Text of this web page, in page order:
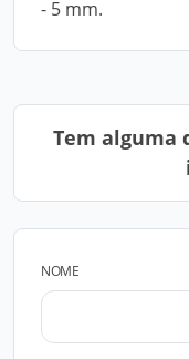
- 5 mm.
Tem alguma
NOME